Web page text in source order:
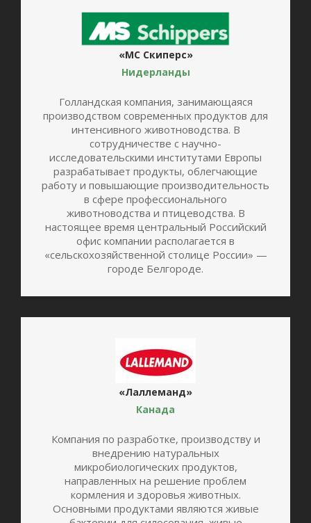
«МС Скиперс»
Нидерланды
Голландская компания, занимающаяся
производством современных продуктов для
интенсивного животноводства. В
сотрудничестве с научно-
исследовательскими институтами Европы
разрабатывает продукты, облегчающие
работу и повышающие производительность
в сфере профессионального
животноводства и птицеводства. В
настоящее время центральный Российский
офис компании располагается в
«сельскохозяйственной столице России» —
городе Белгороде.
«Лаллеманд»
Канада
Компания по разработке, производству и
внедрению натуральных
микробиологических продуктов,
направленных на решение проблем
кормления и здоровья животных.
Основными продуктами являются живые